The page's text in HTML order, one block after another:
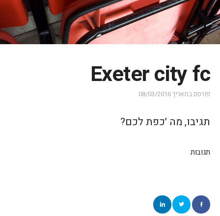
Exeter city fc
פורסם בתאריך08/03/2016
תגיבו, מה ׳כפת לכם?
תגובות